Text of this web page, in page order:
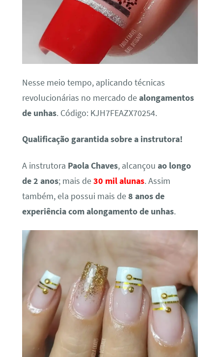
Nesse meio tempo, aplicando técnicas
revolucionárias no mercado dealongamentos
de unhas. Código: KJH7FEAZX70254.
Qualificação garantida sobre a instrutora!
A instrutora Paola Chaves, alcançou ao longo
de 2 anos; mais de30 mil alunas. Assim
também, ela possui mais de8 anos de
experiência com alongamento de unhas.